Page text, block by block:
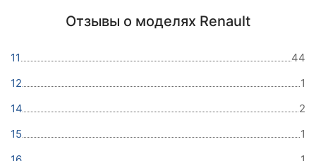
Отзывы о моделях Renault
11
44
12
1
14
2
15
1